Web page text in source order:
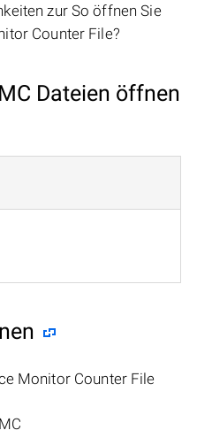
zur So öffnen Sie
Counter File?
Dateien öffnen
Monitor Counter File